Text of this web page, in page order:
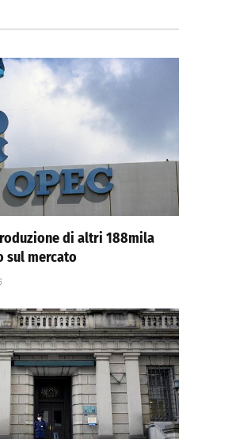
di altri 188mila
sul mercato